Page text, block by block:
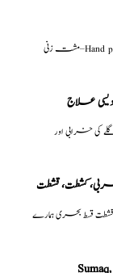
علاج
کی خرابی اور
كشطت، قشطت
قسط بحری ہمارے